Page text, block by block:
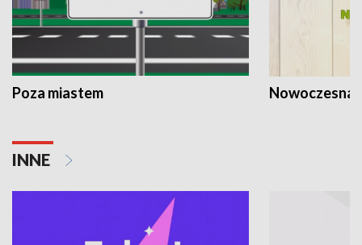
Poza miastem Nowoczesna
INNE